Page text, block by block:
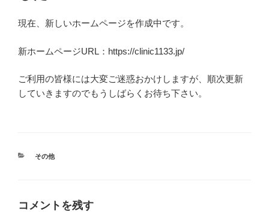
現在、新しいホームページを作成中です。
新ホームページURL：https://clinic1133.jp/
ご利用の皆様には大変ご迷惑おかけしますが、順次更新
していきますのでもうしばらくお待ち下さい。
カ
その他
コメントを残す